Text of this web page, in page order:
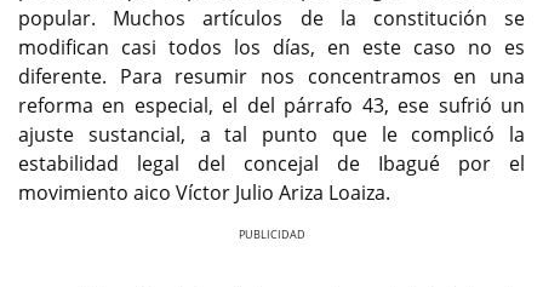
popular. Muchos artículos de la constitución se
modifican casi todos los días, en este caso no es
diferente. Para resumir nos concentramos en una
reforma en especial, el del párrafo 43, ese sufrió un
ajuste sustancial, a tal punto que le complicó la
estabilidad legal del concejal de Ibagué por el
movimiento aico Víctor Julio Ariza Loaiza.